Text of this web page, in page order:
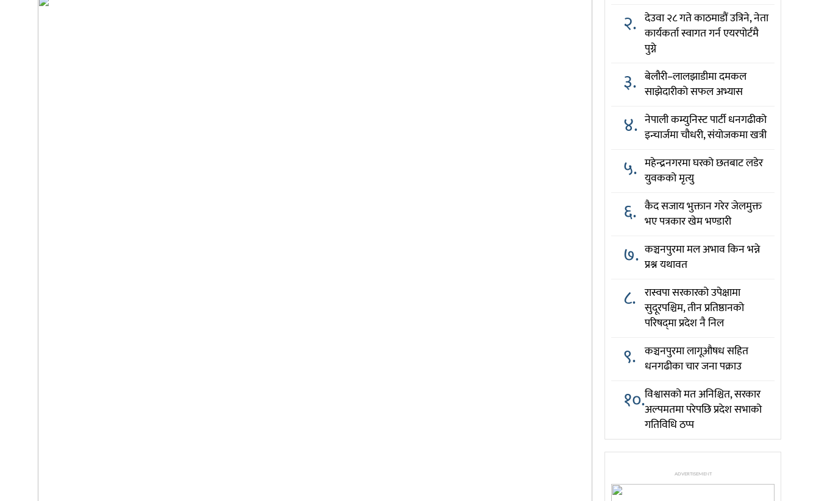
२. देउवा २८ गते काठमाडौं उत्रिने, नेता
कार्यकर्ता स्वागत गर्न एयरपोर्टमै
पुग्ने
३. बेलौरी–लालझाडीमा दमकल
साझेदारीको सफल अभ्यास
४. नेपाली कम्युनिस्ट पार्टी धनगढीको
इन्चार्जमा चौधरी, संयोजकमा खत्री
५. महेन्द्रनगरमा घरको छतबाट लडेर
युवकको मृत्यु
६. कैद सजाय भुक्तान गरेर जेलमुक्त
भए पत्रकार खेम भण्डारी
७. कञ्चनपुरमा मल अभाव किन भन्ने
प्रश्न यथावत
८. रास्वपा सरकारको उपेक्षामा
सुदूरपश्चिम, तीन प्रतिष्ठानको
परिषद्‌मा प्रदेश नै निल
९. कञ्चनपुरमा लागूऔषध सहित
धनगढीका चार जना पक्राउ
१०.विश्वासको मत अनिश्चित, सरकार
अल्पमतमा परेपछि प्रदेश सभाको
गतिविधि ठप्प
ADVERTISEMENT